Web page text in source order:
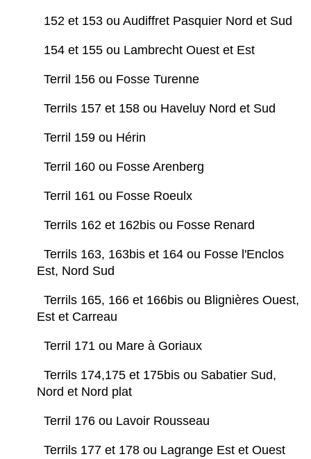
152 et 153 ou Audiffret Pasquier Nord et Sud
154 et 155 ou Lambrecht Ouest et Est
Terril 156 ou Fosse Turenne
Terrils 157 et 158 ou Haveluy Nord et Sud
Terril 159 ou Hérin
Terril 160 ou Fosse Arenberg
Terril 161 ou Fosse Roeulx
Terrils 162 et 162bis ou Fosse Renard
Terrils 163, 163bis et 164 ou Fosse l'Enclos
Est, Nord Sud
Terrils 165, 166 et 166bis ou Blignières Ouest,
Est et Carreau
Terril 171 ou Mare à Goriaux
Terrils 174,175 et 175bis ou Sabatier Sud,
Nord et Nord plat
Terril 176 ou Lavoir Rousseau
Terrils 177 et 178 ou Lagrange Est et Ouest